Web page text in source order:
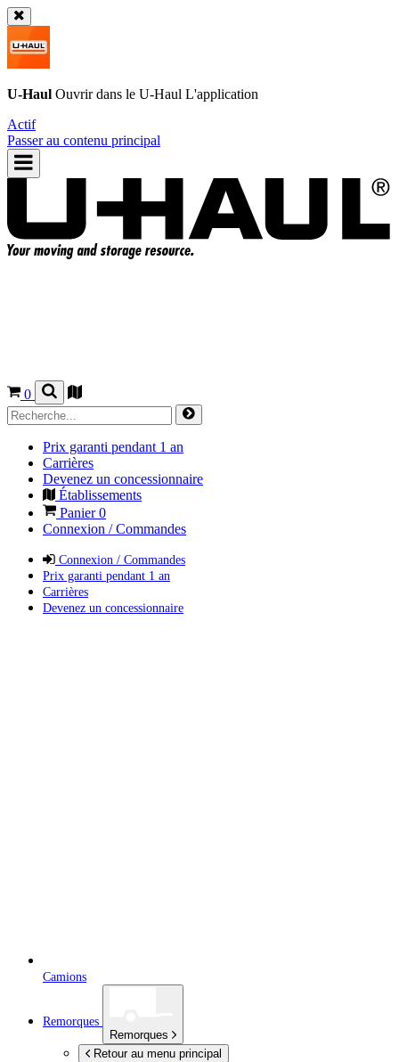
U-Haul Ouvrir dans le U-Haul L'application
Actif
Passer au contenu principal
0
Prix garanti pendant 1 an
Carrières
Devenez un concessionnaire
Établissements
Panier0
Connexion / Commandes
Connexion / Commandes
Prix garanti pendant 1 an
Carrières
Devenez un concessionnaire
Camions
Remorques
Remorques
Retour au menu principal